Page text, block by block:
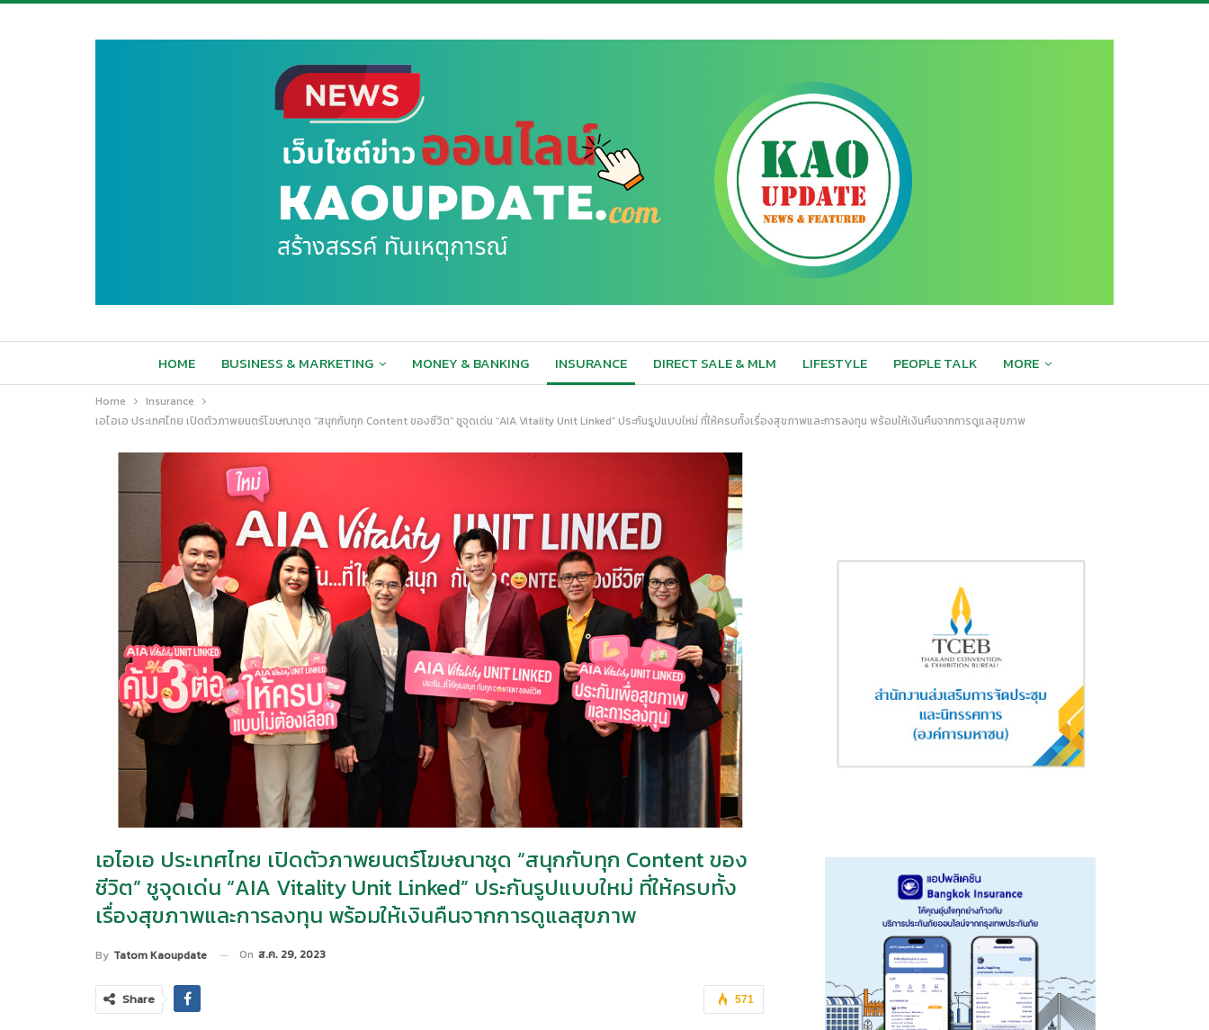
HOME BUSINESS & MARKETING MONEY & BANKING INSURANCE DIRECT SALE & MLM LIFESTYLE PEOPLE TALK MORE
Home
Insurance
เอไอเอ ประเทศไทย เปิดตัวภาพยนตร์โฆษณาชุด “สนุกกับทุก Content ของชีวิต” ชูจุดเด่น “AIA Vitality Unit Linked” ประกันรูปแบบใหม่ ที่ให้ครบทั้งเรื่องสุขภาพและการลงทุน พร้อมให้เงินคืนจากการดูแลสุขภาพ
เอไอเอ ประเทศไทย เปิดตัวภาพยนตร์โฆษณาชุด “สนุกกับทุก Content ของ
ชีวิต” ชูจุดเด่น “AIA Vitality Unit Linked” ประกันรูปแบบใหม่ ที่ให้ครบทั้ง
เรื่องสุขภาพและการลงทุน พร้อมให้เงินคืนจากการดูแลสุขภาพ
By Tatom Kaoupdate On ส.ค. 29, 2023
571
Share